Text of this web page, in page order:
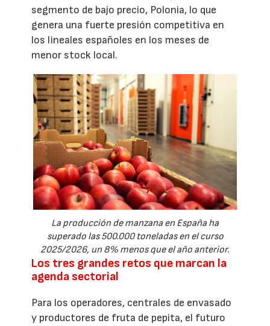
segmento de bajo precio, Polonia, lo que
genera una fuerte presión competitiva en
los lineales españoles en los meses de
menor stock local.
La producción de manzana en España ha
superado las 500.000 toneladas en el curso
2025/2026, un 8% menos que el año anterior.
Los tres grandes retos que marcan la
agenda sectorial
Para los operadores, centrales de envasado
y productores de fruta de pepita, el futuro